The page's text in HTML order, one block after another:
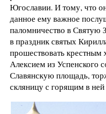
Югославии. И тому, что
данное ему важное
паломничество в
в праздник святых
прошествовать
Алексием из Успенского
Славянскую площадь,
скляницу с горящим в